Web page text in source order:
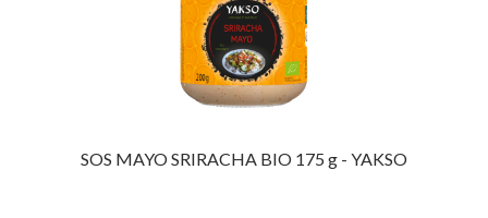
SOS MAYO SRIRACHA BIO 175 g - YAKSO